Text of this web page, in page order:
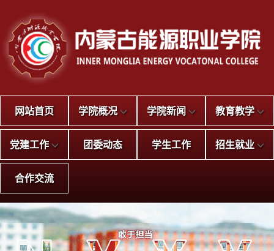
网站首页 学院概况 学院新闻 教育教学
党建工作 团委动态 学生工作 招生就业
合作交流